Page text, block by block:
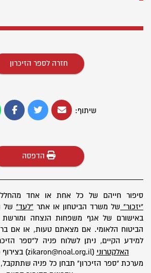
חזרה לספר הזיכרון
שיתוף:
הדפסה
סיפור חייהם של כל אחת או אחד
"יזכור" של משרד הביטחון או אתר "לעד" של
באישורם של אגף משפחות הנצחה ומורשת
הביטוח הלאומי. אם מצאתם טעות, או אם
למידע הקיים, ניתן לשלוח פניה ל"ספר
האלקטרוני (zikaron@noal.org.il) בצירוף פרטיכם המלאים.
מערכת "ספר הזיכרון" תבחן כל פניה שתתקבל,